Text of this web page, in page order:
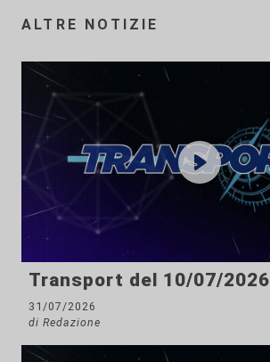
ALTRE NOTIZIE
Transport del 10/07/2026
31/07/2026
di Redazione